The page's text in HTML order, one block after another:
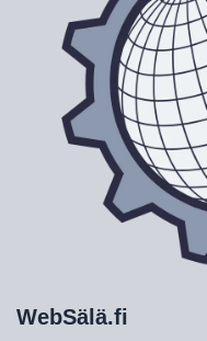
WebSälä.fi